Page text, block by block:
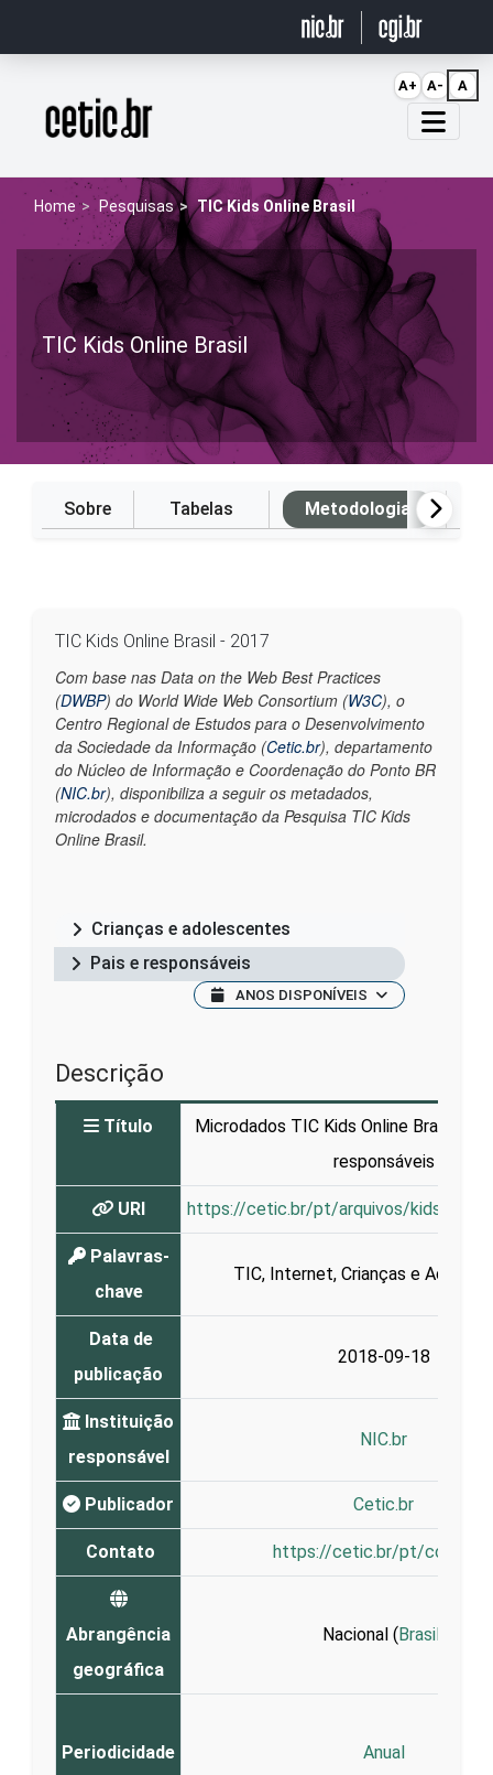
Página inicial
Home Pesquisas TIC Kids Online Brasil
TIC Kids Online Brasil
Sobre Tabelas Metodologia
TIC Kids Online Brasil - 2017
Com base nas Data on the Web Best Practices
(DWBP) do World Wide Web Consortium (W3C), o
Centro Regional de Estudos para o Desenvolvimento
da Sociedade da Informação (Cetic.br), departamento
do Núcleo de Informação e Coordenação do Ponto BR
(NIC.br), disponibiliza a seguir os metadados,
microdados e documentação da Pesquisa TIC Kids
Online Brasil.
Crianças e adolescentes
Pais e responsáveis
ANOS DISPONÍVEIS
Descrição
Título
Microdados TIC Kids Online Brasil -
responsáveis
URI https://cetic.br/pt/arquivos/
Palavras-
chave
TIC, Internet, Crianças e
Data de
publicação
2018-09-18
Instituição
responsável
NIC.br
Publicador Cetic.br
Contato https://cetic.br/pt/
Abrangência
geográfica
Nacional (Brasil
Periodicidade
Anual
A+ A- A